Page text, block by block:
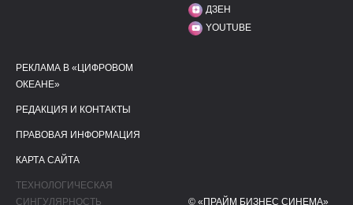
ДЗЕН
YOUTUBE
ПОЛЕЗНЫЕ ССЫЛКИ
РЕКЛАМА В «ЦИФРОВОМ
ОКЕАНЕ»
РЕДАКЦИЯ И КОНТАКТЫ
ПРАВОВАЯ ИНФОРМАЦИЯ
КАРТА САЙТА
ТЕХНОЛОГИЧЕСКАЯ
СИНГУЛЯРНОСТЬ
© «ПРАЙМ БИЗНЕС СИНЕМА»